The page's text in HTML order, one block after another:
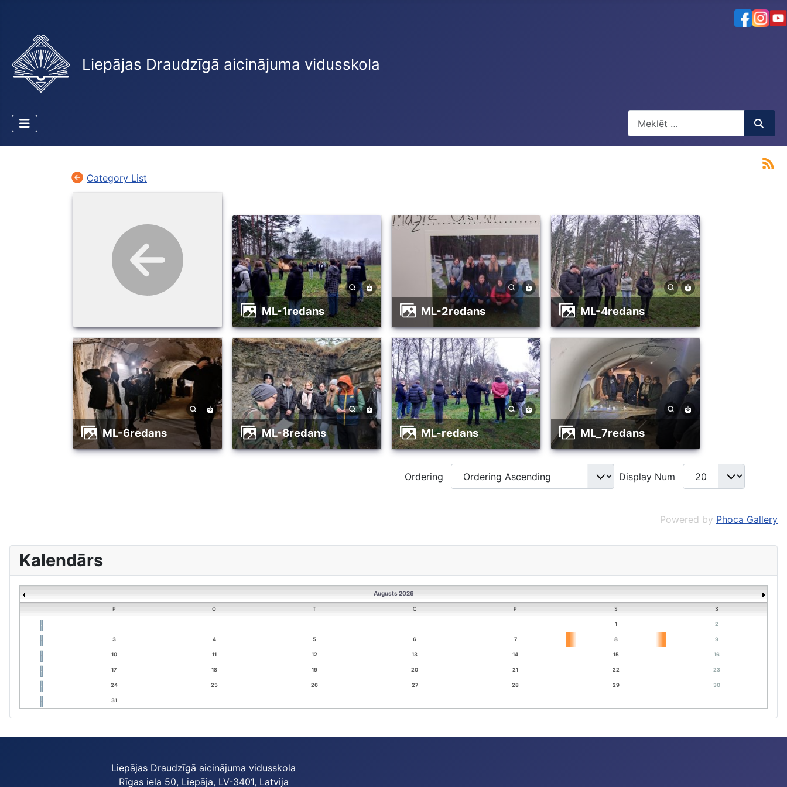
Liepājas Draudzīgā aicinājuma vidusskola
Type 2 or more characters for
Category List
ML-1redans ML-2redans ML-4redans
ML-6redans ML-8redans ML-redans ML_7redans
Ordering Display Num
Powered by Phoca Gallery
Kalendārs
Augusts 2026
P O T C P S S
1 2
3 4 5 6 7 8 9
10 11 12 13 14 15 16
17 18 19 20 21 22 23
24 25 26 27 28 29 30
31
Liepājas Draudzīgā aicinājuma vidusskola
Rīgas iela 50, Liepāja, LV-3401, Latvija